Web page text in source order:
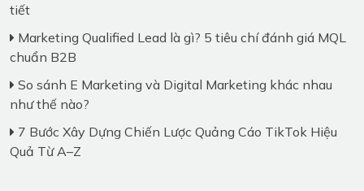
tiết
Marketing Qualified Lead là gì? 5 tiêu chí đánh giá MQL
chuẩn B2B
So sánh E Marketing và Digital Marketing khác nhau
như thế nào?
7 Bước Xây Dựng Chiến Lược Quảng Cáo TikTok Hiệu
Quả Từ A–Z